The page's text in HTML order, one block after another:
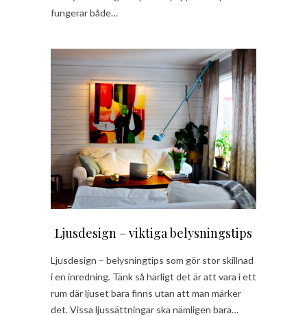
fungerar både…
Ljusdesign – viktiga belysningstips
Ljusdesign – belysningtips som gör stor skillnad
i en inredning. Tänk så härligt det är att vara i ett
rum där ljuset bara finns utan att man märker
det. Vissa ljussättningar ska nämligen bara…